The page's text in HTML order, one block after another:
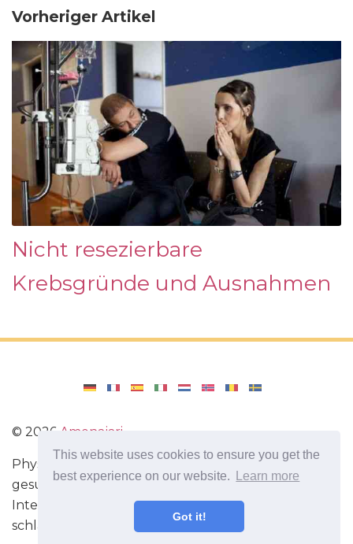
This website uses cookies to ensure you get the
best experience on our website.
Learn more
Got it!
Vorheriger Artikel
Nicht resezierbare
Krebsgründe und Ausnahmen
© 2026 Amenajari
Physische Übungen. Diäten und Rezepte für eine
gesunde Ernährung. Übungen für das Gehirn.
Interessante Fakten. Selbstentwicklung. Sei heute
schlauer und stärker!